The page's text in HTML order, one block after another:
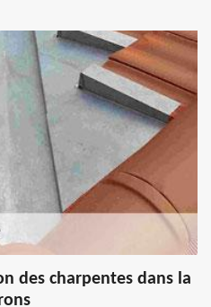
des charpentes dans la